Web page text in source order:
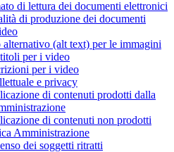
di lettura dei documenti elettronici
di produzione dei documenti
alternativo (alt text) per le immagini
per i video
per i video
e privacy
di contenuti prodotti dalla
di contenuti non prodotti
Amministrazione
dei soggetti ritratti